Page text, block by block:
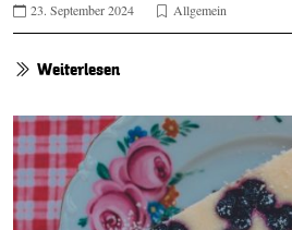
23. September 2024 Allgemein
Weiterlesen